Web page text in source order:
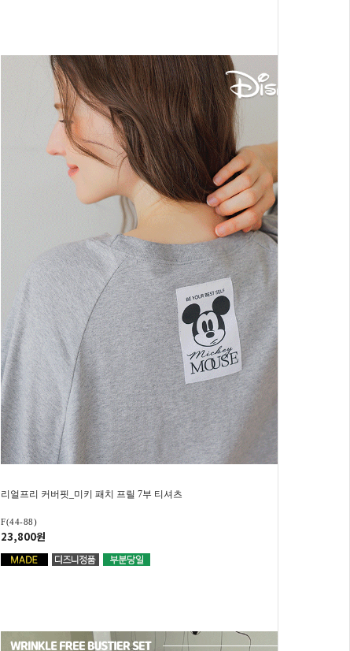
리얼프리 커버핏_미키 패치 프릴 7부 티셔츠
F(44-88)
23,800원